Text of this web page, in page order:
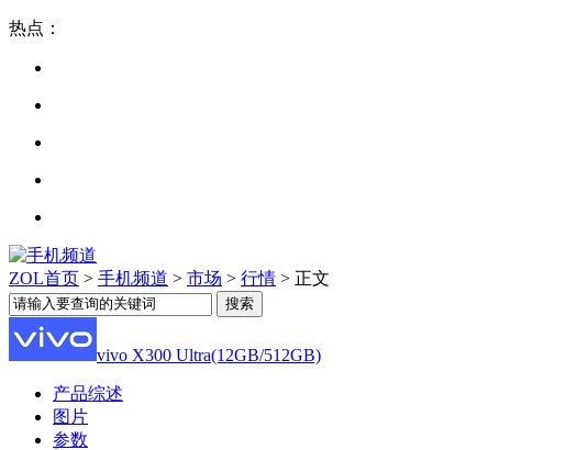
热点：
ZOL首页 > 手机频道 > 市场 > 行情 > 正文
vivo X300 Ultra(12GB/512GB)
产品综述
图片
参数